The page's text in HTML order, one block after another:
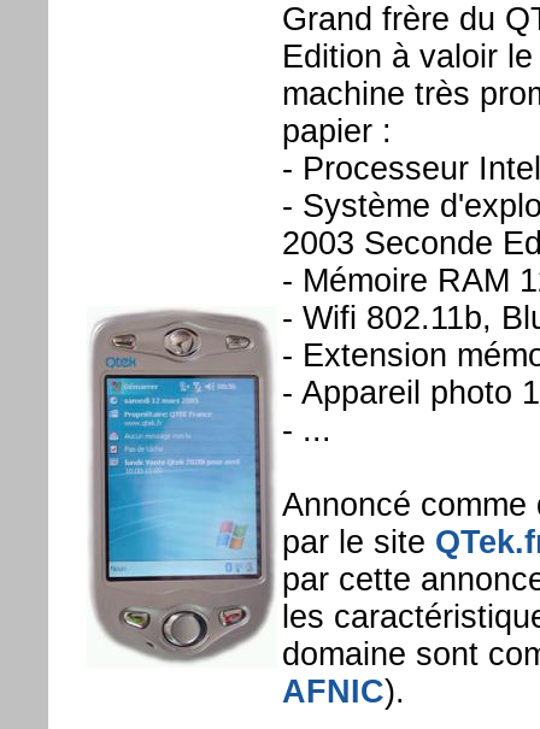
Grand frère du
Edition à valoir
machine très
papier :
- Processeur
- Système
2003 Seconde
- Mémoire RAM
- Wifi 802.11b,
- Extension
- Appareil photo
- ...
Annoncé
par le site
par cette
les
domaine sont
AFNIC).